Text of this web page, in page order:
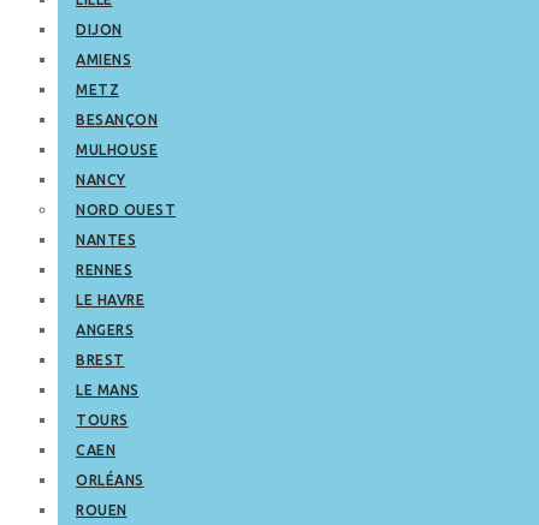
DIJON
AMIENS
METZ
BESANÇON
MULHOUSE
NANCY
NORD OUEST
NANTES
RENNES
LE HAVRE
ANGERS
BREST
LE MANS
TOURS
CAEN
ORLÉANS
ROUEN